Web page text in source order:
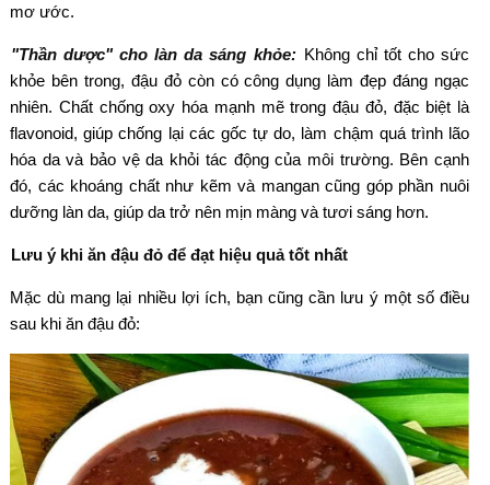
mơ ước.
"Thần dược" cho làn da sáng khỏe: Không chỉ tốt cho sức
khỏe bên trong, đậu đỏ còn có công dụng làm đẹp đáng ngạc
nhiên. Chất chống oxy hóa mạnh mẽ trong đậu đỏ, đặc biệt là
flavonoid, giúp chống lại các gốc tự do, làm chậm quá trình lão
hóa da và bảo vệ da khỏi tác động của môi trường. Bên cạnh
đó, các khoáng chất như kẽm và mangan cũng góp phần nuôi
dưỡng làn da, giúp da trở nên mịn màng và tươi sáng hơn.
Lưu ý khi ăn đậu đỏ để đạt hiệu quả tốt nhất
Mặc dù mang lại nhiều lợi ích, bạn cũng cần lưu ý một số điều
sau khi ăn đậu đỏ: